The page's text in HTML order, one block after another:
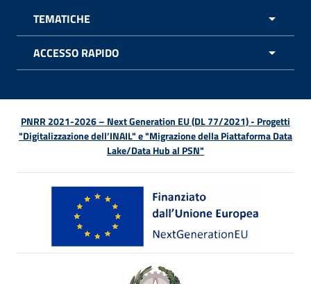
TEMATICHE
ACCESSO RAPIDO
PNRR 2021-2026 – Next Generation EU (DL 77/2021) - Progetti
"Digitalizzazione dell’INAIL" e "Migrazione della Piattaforma Data
Lake/Data Hub al PSN"